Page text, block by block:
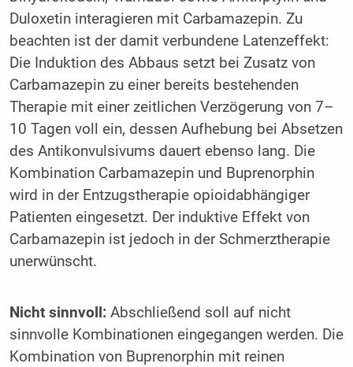
Duloxetin interagieren mit Carbamazepin. Zu
beachten ist der damit verbundene Latenzeffekt:
Die Induktion des Abbaus setzt bei Zusatz von
Carbamazepin zu einer bereits bestehenden
Therapie mit einer zeitlichen Verzögerung von 7–
10 Tagen voll ein, dessen Aufhebung bei Absetzen
des Antikonvulsivums dauert ebenso lang. Die
Kombination Carbamazepin und Buprenorphin
wird in der Entzugstherapie opioidabhängiger
Patienten eingesetzt. Der induktive Effekt von
Carbamazepin ist jedoch in der Schmerztherapie
unerwünscht.
Nicht sinnvoll:Abschließend soll auf nicht
sinnvolle Kombinationen eingegangen werden. Die
Kombination von Buprenorphin mit reinen